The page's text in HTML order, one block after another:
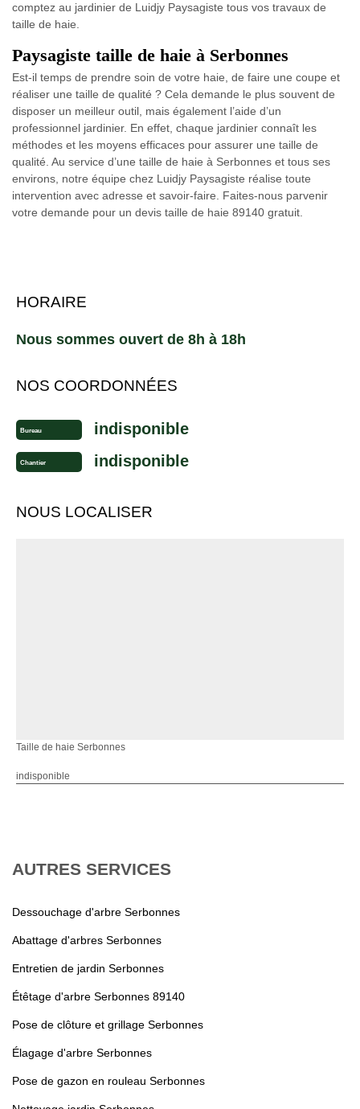
comptez au jardinier de Luidjy Paysagiste tous vos travaux de
taille de haie.
Paysagiste taille de haie à Serbonnes
Est-il temps de prendre soin de votre haie, de faire une coupe et
réaliser une taille de qualité ? Cela demande le plus souvent de
disposer un meilleur outil, mais également l’aide d’un
professionnel jardinier. En effet, chaque jardinier connaît les
méthodes et les moyens efficaces pour assurer une taille de
qualité. Au service d’une taille de haie à Serbonnes et tous ses
environs, notre équipe chez Luidjy Paysagiste réalise toute
intervention avec adresse et savoir-faire. Faites-nous parvenir
votre demande pour un devis taille de haie 89140 gratuit.
HORAIRE
Nous sommes ouvert de 8h à 18h
NOS COORDONNÉES
Bureau indisponible
Chantier indisponible
NOUS LOCALISER
Taille de haie Serbonnes
indisponible
AUTRES SERVICES
Dessouchage d'arbre Serbonnes
Abattage d'arbres Serbonnes
Entretien de jardin Serbonnes
Étêtage d'arbre Serbonnes 89140
Pose de clôture et grillage Serbonnes
Élagage d'arbre Serbonnes
Pose de gazon en rouleau Serbonnes